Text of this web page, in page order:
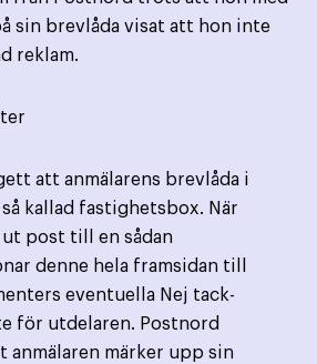
sin brevlåda visat att hon inte
reklam.
att anmälarens brevlåda i
kallad fastighetsbox. När
ut post till en sådan
denne hela framsidan till
eventuella Nej tack-
för utdelaren. Postnord
anmälaren märker upp sin